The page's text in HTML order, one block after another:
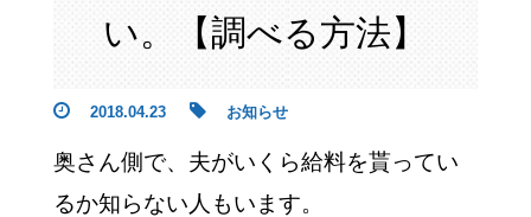
い。【調べる方法】
2018.04.23 お知らせ
奥さん側で、夫がいくら給料を貰ってい
るか知らない人もいます。